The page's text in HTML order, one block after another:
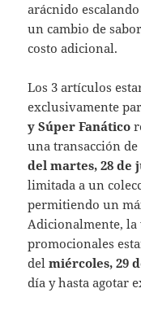
arácnido
un cambio de
costo adicional.
Los 3 artículos
exclusivamente
y Súper Fanático
una transacción
del martes, 28 de
limitada a un
permitiendo un
Adicionalmente, la
promocionales
delmiércoles, 29
día y hasta agotar